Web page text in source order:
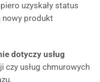
uzyskały status
nowy produkt
dotyczy usług
czy usług chmurowych